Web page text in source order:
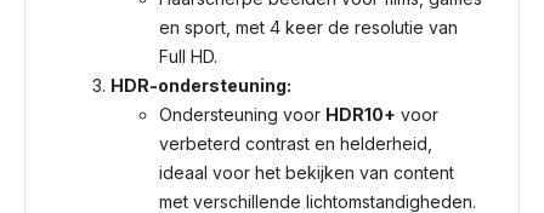
en sport, met 4 keer de resolutie van
Full HD.
HDR-ondersteuning:
Ondersteuning voor HDR10+ voor
verbeterd contrast en helderheid,
ideaal voor het bekijken van content
met verschillende lichtomstandigheden.